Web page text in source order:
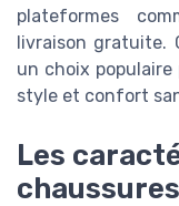
plateformes
livraison gratuite.
un choix
style et confort
Les